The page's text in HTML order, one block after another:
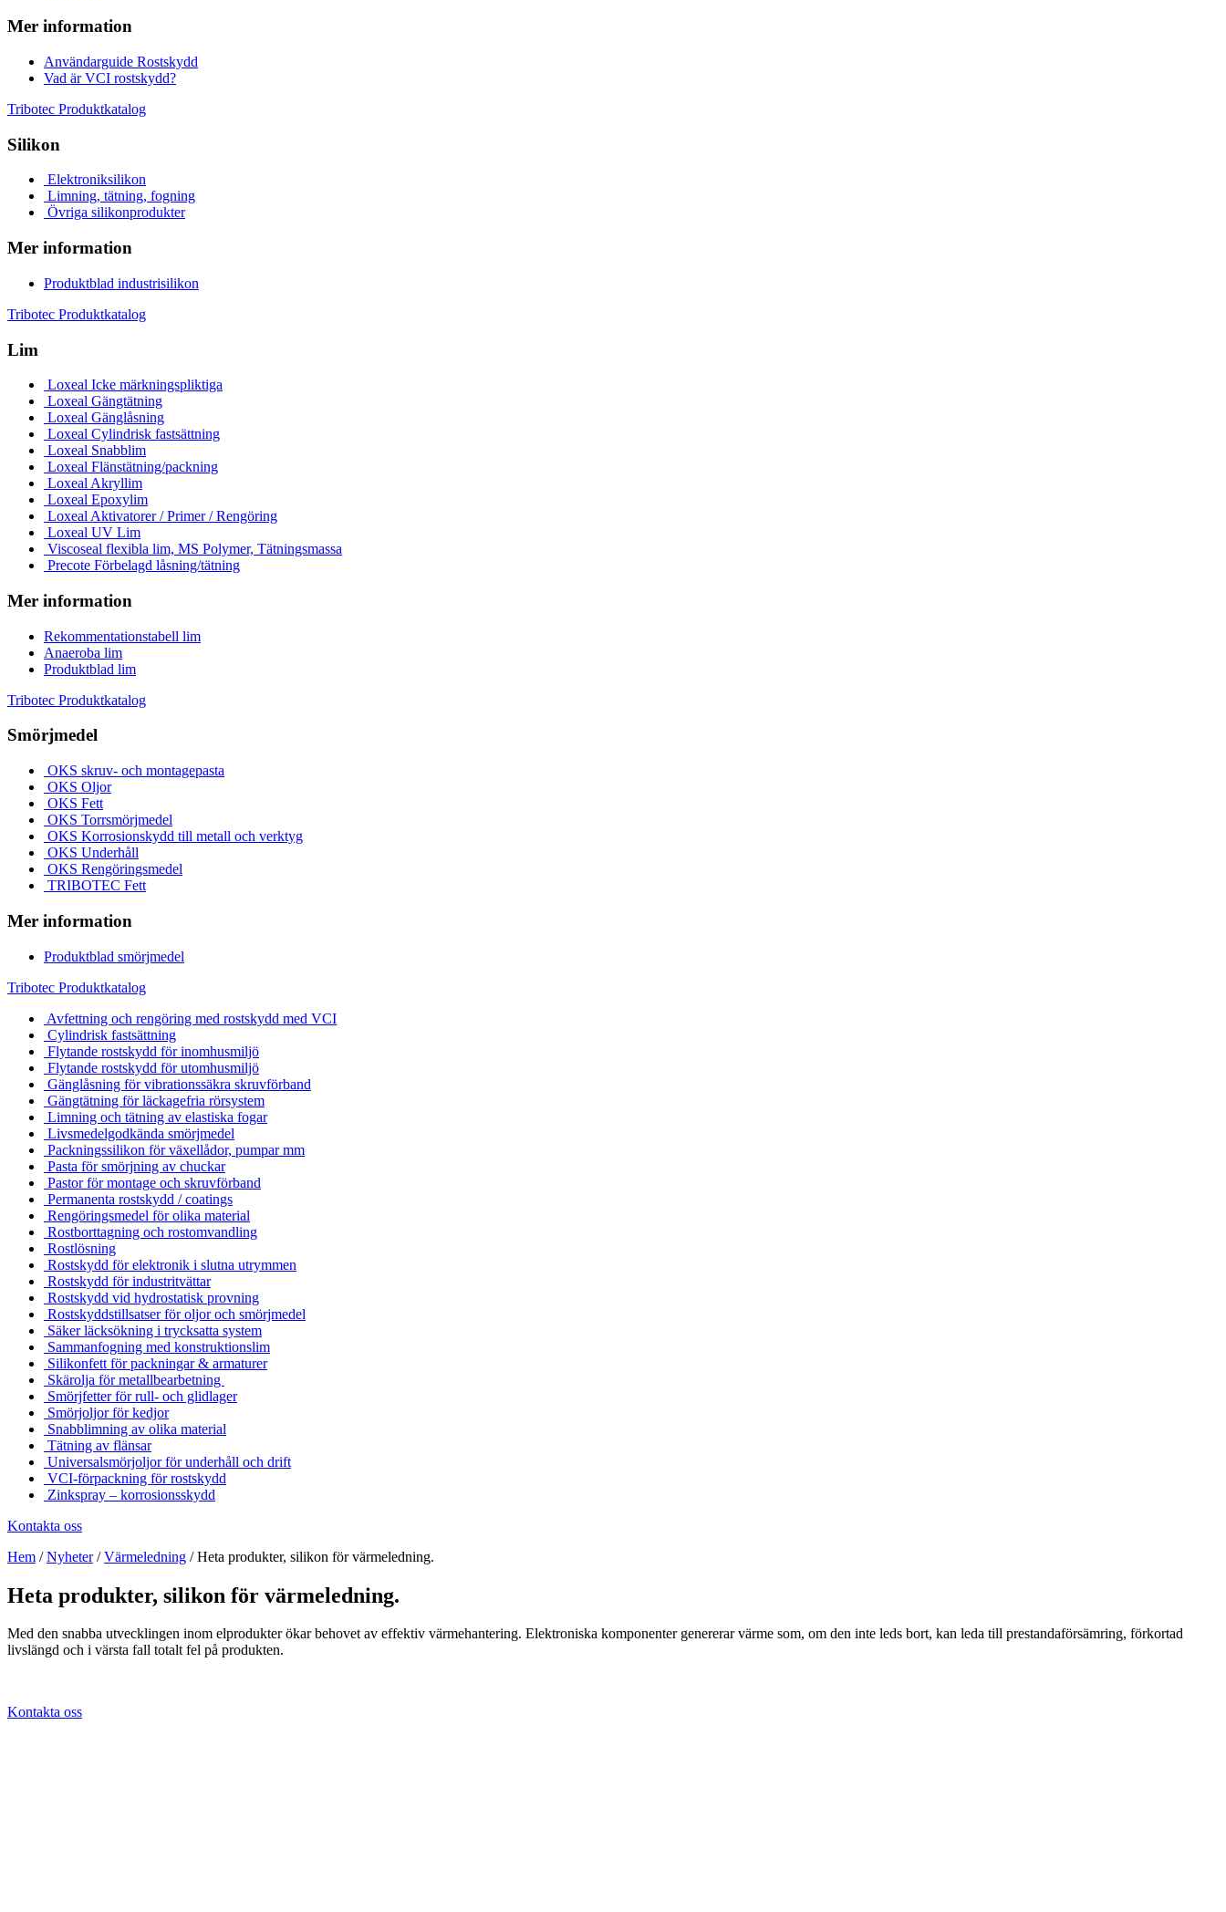
Mer information
Användarguide Rostskydd
Vad är VCI rostskydd?
Tribotec Produktkatalog
Silikon
Elektroniksilikon
Limning, tätning, fogning
Övriga silikonprodukter
Mer information
Produktblad industrisilikon
Tribotec Produktkatalog
Lim
Loxeal Icke märkningspliktiga
Loxeal Gängtätning
Loxeal Gänglåsning
Loxeal Cylindrisk fastsättning
Loxeal Snabblim
Loxeal Flänstätning/packning
Loxeal Akryllim
Loxeal Epoxylim
Loxeal Aktivatorer / Primer / Rengöring
Loxeal UV Lim
Viscoseal flexibla lim, MS Polymer, Tätningsmassa
Precote Förbelagd låsning/tätning
Mer information
Rekommentationstabell lim
Anaeroba lim
Produktblad lim
Tribotec Produktkatalog
Smörjmedel
OKS skruv- och montagepasta
OKS Oljor
OKS Fett
OKS Torrsmörjmedel
OKS Korrosionskydd till metall och verktyg
OKS Underhåll
OKS Rengöringsmedel
TRIBOTEC Fett
Mer information
Produktblad smörjmedel
Tribotec Produktkatalog
Avfettning och rengöring med rostskydd med VCI
Cylindrisk fastsättning
Flytande rostskydd för inomhusmiljö
Flytande rostskydd för utomhusmiljö
Gänglåsning för vibrationssäkra skruvförband
Gängtätning för läckagefria rörsystem
Limning och tätning av elastiska fogar
Livsmedelgodkända smörjmedel
Packningssilikon för växellådor, pumpar mm
Pasta för smörjning av chuckar
Pastor för montage och skruvförband
Permanenta rostskydd / coatings
Rengöringsmedel för olika material
Rostborttagning och rostomvandling
Rostlösning
Rostskydd för elektronik i slutna utrymmen
Rostskydd för industritvättar
Rostskydd vid hydrostatisk provning
Rostskyddstillsatser för oljor och smörjmedel
Säker läcksökning i trycksatta system
Sammanfogning med konstruktionslim
Silikonfett för packningar & armaturer
Skärolja för metallbearbetning
Smörjfetter för rull- och glidlager
Smörjoljor för kedjor
Snabblimning av olika material
Tätning av flänsar
Universalsmörjoljor för underhåll och drift
VCI-förpackning för rostskydd
Zinkspray – korrosionsskydd
Kontakta oss
Hem /Nyheter/Värmeledning /Heta produkter, silikon för värmeledning.
Heta produkter, silikon för värmeledning.
Med den snabba utvecklingen inom elprodukter ökar behovet av effektiv värmehantering. Elektroniska komponenter genererar värme som, om den inte leds bort, kan leda till prestandaförsämring, förkortad
livslängd och i värsta fall totalt fel på produkten.
Kontakta oss